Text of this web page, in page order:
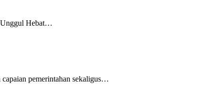
Unggul Hebat…
capaian pemerintahan sekaligus…